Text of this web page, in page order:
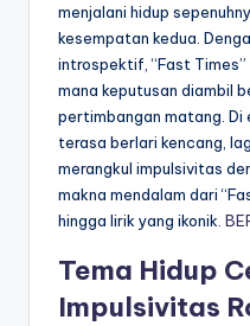
menjalani hidup
kesempatan kedua.
introspektif, “Fast
mana keputusan diambil
pertimbangan matang. Di
terasa berlari kencang,
merangkul impulsivitas
makna mendalam dari
hingga lirik yang ikonik.
Tema Hidup
Impulsivitas